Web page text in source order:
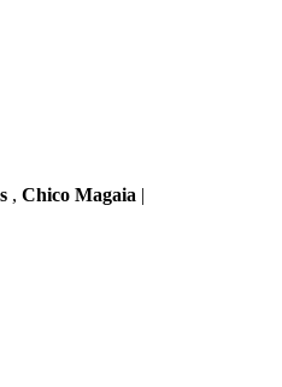
, Chico Magaia |